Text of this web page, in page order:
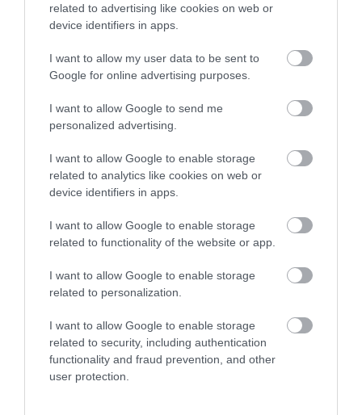
related to advertising like cookies on web or
device identifiers in apps.
I want to allow my user data to be sent to
Google for online advertising purposes.
I want to allow Google to send me
personalized advertising.
I want to allow Google to enable storage
related to analytics like cookies on web or
device identifiers in apps.
I want to allow Google to enable storage
related to functionality of the website or app.
I want to allow Google to enable storage
related to personalization.
I want to allow Google to enable storage
related to security, including authentication
functionality and fraud prevention, and other
user protection.
fogadtatas,szamomra tulzott.
14 000 forintos menüt
valasztottunk ( ertsd fejenkent
).Kritizalando,hogy a 9 eves
menüt kellett valasztania,nem
volt gyerekmenü,es ö meg
nem ismeri a ( molekularis ? )
konyha rejtelmeit.
Nem tetszett,hogy a különben
elött elmagyarazta,hogy mit
eszünk.Szinten kevesbe
tetszett,hogy minden
alkalommal odajött es
etel.Tulzas es szüksegtelen
allandoan utanakerdezni.
Nem tetszett,hogy a